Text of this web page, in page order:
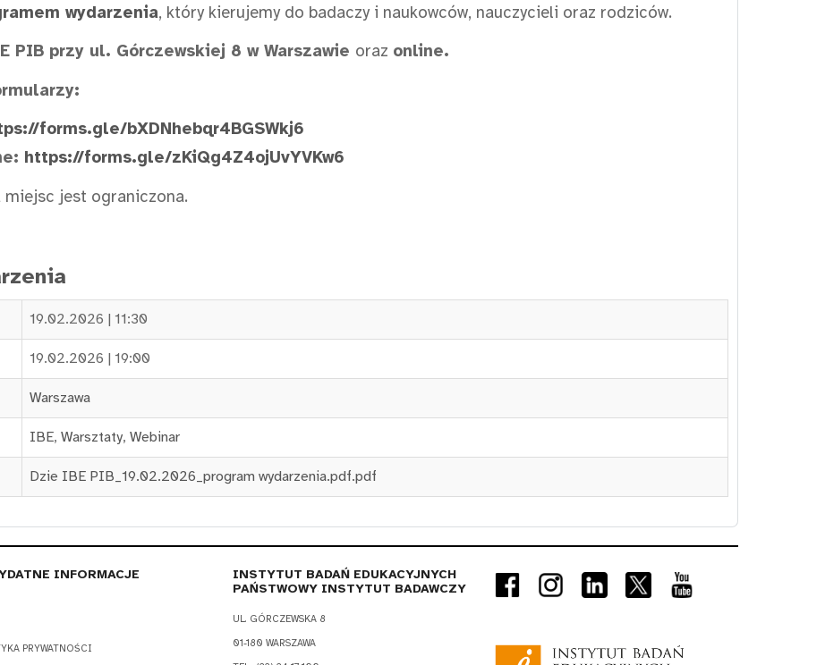
wydarzenia, który kierujemy do badaczy i naukowców, nauczycieli oraz rodziców.
PIB przy ul. Górczewskiej 8 w Warszawie oraz online.
forms.gle/bXDNhebqr4BGSWkj6
https://forms.gle/zKiQg4Z4ojUvYVKw6
miejsc jest ograniczona.
19.02.2026 | 11:30
19.02.2026 | 19:00
Warszawa
IBE, Warsztaty, Webinar
Dzie IBE PIB_19.02.2026_program wydarzenia.pdf.pdf
INFORMACJE
PRYWATNOŚCI
INSTYTUT BADAŃ EDUKACYJNYCH
PAŃSTWOWY INSTYTUT BADAWCZY
UL. GÓRCZEWSKA 8
01-180 WARSZAWA